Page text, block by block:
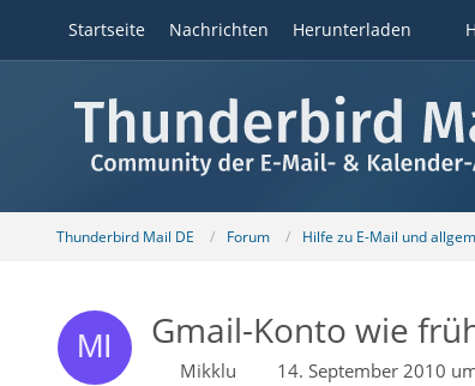
Startseite Nachrichten Herunterladen
Thunderbird Mail DE Forum Hilfe zu E-Mail und
Gmail-Konto wie
Mikklu 14. September 2010